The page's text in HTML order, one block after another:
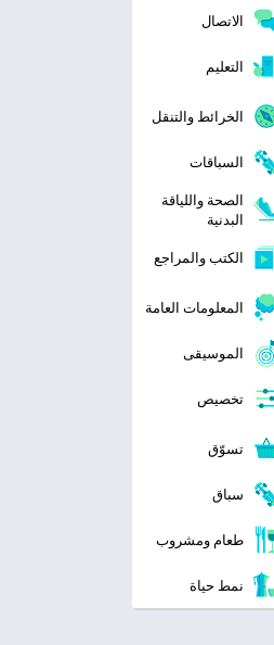
الاتصال
التعليم
الخرائط والتنقل
السباقات
الصحة واللياقة
البدنية
الكتب والمراجع
المعلومات العامة
الموسيقى
تخصيص
تسوّق
سباق
طعام ومشروب
نمط حياة